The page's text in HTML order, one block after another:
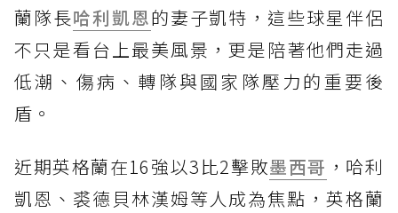
蘭隊長哈利凱恩的妻子凱特，這些球星伴侶
不只是看台上最美風景，更是陪著他們走過
低潮、傷病、轉隊與國家隊壓力的重要後
盾。
近期英格蘭在16強以3比2擊敗墨西哥 ，哈利
凱恩、裘德貝林漢姆等人成為焦點，英格蘭